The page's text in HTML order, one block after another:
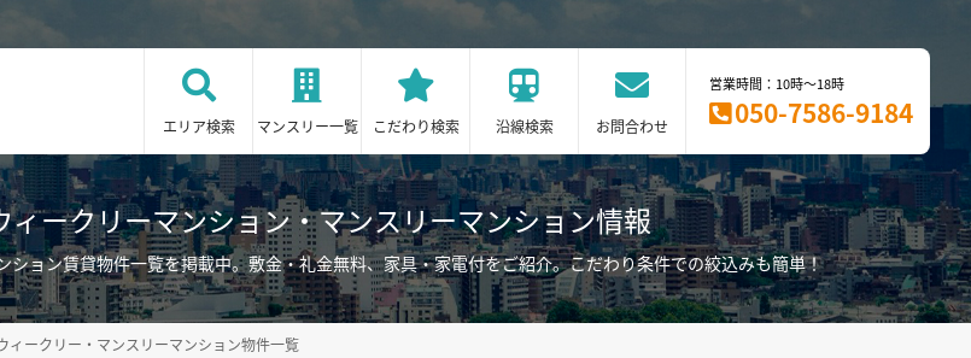
エリア検索 マンスリー一覧 こだわり検索 沿線検索 お問合わせ
営業時間：10時～18時
050-7586-9184
ークリーマンション・マンスリーマンション情報
ョン賃貸物件一覧を掲載中。敷金・礼金無料、家具・家電付をご紹介。こだわり条件での絞込みも簡単！
ィークリー・マンスリーマンション物件一覧